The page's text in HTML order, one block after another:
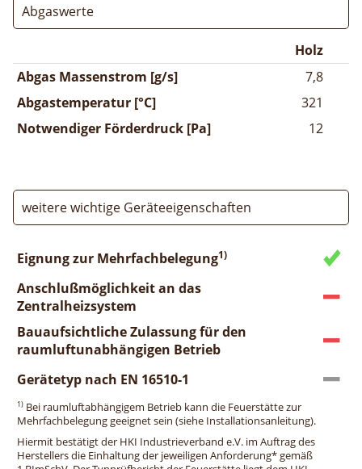
Abgaswerte
Holz
Abgas Massenstrom [g/s]
7,8
Abgastemperatur [°C]
321
Notwendiger Förderdruck [Pa]
12
weitere wichtige Geräteeigenschaften
Eignung zur Mehrfachbelegung1)
Anschlußmöglichkeit an das
Zentralheizsystem
Bauaufsichtliche Zulassung für den
raumluftunabhängigen Betrieb
Gerätetyp nach EN 16510-1
1) Bei raumluftabhängigem Betrieb kann die Feuerstätte zur
Mehrfachbelegung geeignet sein (siehe Installationsanleitung).
Hiermit bestätigt der HKI Industrieverband e.V. im Auftrag des
Herstellers die Einhaltung der jeweiligen Anforderung* gemäß